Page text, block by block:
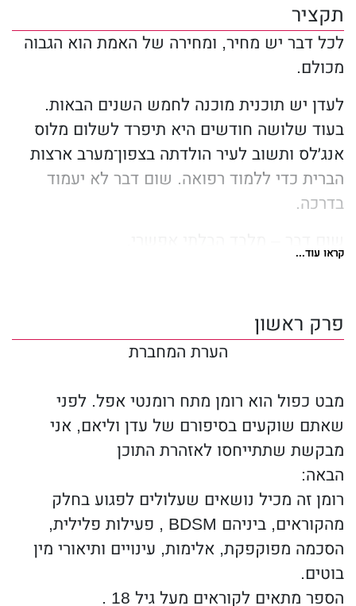
תקציר
לכל דבר יש מחיר, ומחירה של האמת הוא הגבוה
מכולם.
לעדן יש תוכנית מוכנה לחמש השנים הבאות.
בעוד שלושה חודשים היא תיפרד לשלום מלוס
אנג׳לס ותשוב לעיר הולדתה בצפון־מערב ארצות
הברית כדי ללמוד רפואה. שום דבר לא יעמוד
בדרכה.
בדעתה, הורסת את עולמה המוכר ומנפצת את כל
הידוע לה על עברה.
הדבר הקבוע היחיד בעולמה הקורס הוא ליאם
רורק, גבר שיצריו האפלים עוצמתיים לא פחות
מהעדינות שהוא מרעיף עליה. אבל ליאם אינו רק
אומן ומאסטר בחדר המיטות – הוא גם אומן
השקרים.
חשיפת האמת עלולה לגבות מעדן את חייה.
את משפחתה.
את אהבתה.
קראו עוד...
פרק ראשון
הערת המחברת
מבט כפול הוא רומן מתח רומנטי אפל. לפני
שאתם שוקעים בסיפורם של עדן וליאם, אני
מבקשת שתתייחסו לאזהרת התוכן
הבאה:
רומן זה מכיל נושאים שעלולים לפגוע בחלק
מהקוראים, ביניהם BDSM , פעילות פלילית,
הסכמה מפוקפקת, אלימות, עינויים ותיאורי מין
בוטים.
הספר מתאים לקוראים מעל גיל 18 .